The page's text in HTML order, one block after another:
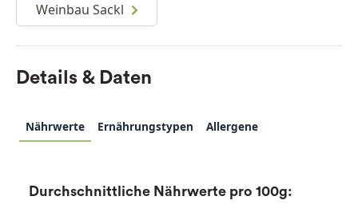
Weinbau Sackl
Details & Daten
Nährwerte Ernährungstypen Allergene
Durchschnittliche Nährwerte pro 100g: